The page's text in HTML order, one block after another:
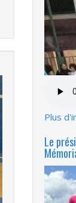
audio
Plus
Le